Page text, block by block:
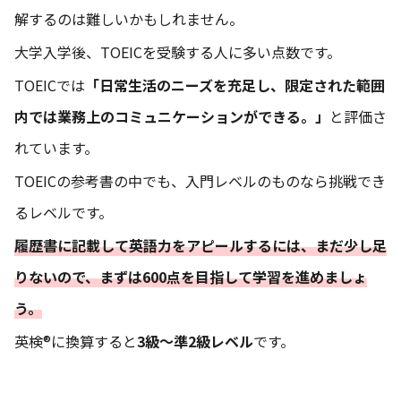
解するのは難しいかもしれません。
大学入学後、TOEICを受験する人に多い点数です。
TOEICでは 「日常生活のニーズを充足し、限定された範囲
内では業務上のコミュニケーションができる。」 と評価さ
れています。
TOEICの参考書の中でも、入門レベルのものなら挑戦でき
るレベルです。
履歴書に記載して英語力をアピールするには、まだ少し足
りないので、まずは600点を目指して学習を進めましょ
う。
英検®に換算すると3級〜準2級レベルです。